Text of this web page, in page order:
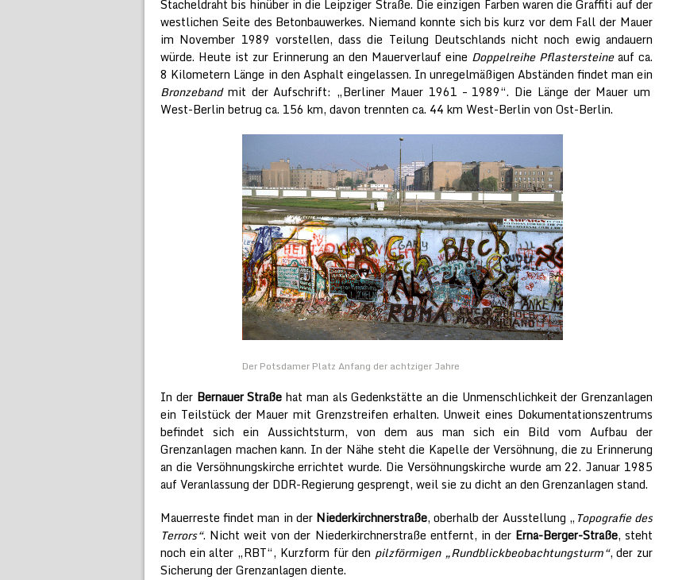
Stacheldraht bis hinüber in die Leipziger Straße. Die einzigen Farben waren die Graffiti auf der
westlichen Seite des Betonbauwerkes. Niemand konnte sich bis kurz vor dem Fall der Mauer
im November 1989 vorstellen, dass die Teilung Deutschlands nicht noch ewig andauern
würde. Heute ist zur Erinnerung an den Mauerverlauf eine Doppelreihe Pflastersteineauf ca.
8 Kilometern Länge in den Asphalt eingelassen. In unregelmäßigen Abständen findet man ein
Bronzebandmit der Aufschrift: „Berliner Mauer 1961 – 1989“. Die Länge der Mauer um
West-Berlin betrug ca. 156 km, davon trennten ca. 44 km West-Berlin von Ost-Berlin.
Der Potsdamer Platz Anfang der achtziger Jahre
In der Bernauer Straße hat man als Gedenkstätte an die Unmenschlichkeit der Grenzanlagen
ein Teilstück der Mauer mit Grenzstreifen erhalten. Unweit eines Dokumentationszentrums
befindet sich ein Aussichtsturm, von dem aus man sich ein Bild vom Aufbau der
Grenzanlagen machen kann. In der Nähe steht die Kapelle der Versöhnung, die zu Erinnerung
an die Versöhnungskirche errichtet wurde. Die Versöhnungskirche wurde am 22. Januar 1985
auf Veranlassung der DDR-Regierung gesprengt, weil sie zu dicht an den Grenzanlagen stand.
Mauerreste findet man in derNiederkirchnerstraße, oberhalb der Ausstellung „ Topografie des
Terrors“. Nicht weit von der Niederkirchnerstraße entfernt, in der Erna-Berger-Straße, steht
noch ein alter „RBT“, Kurzform für den pilzförmigen „Rundblickbeobachtungsturm“, der zur
Sicherung der Grenzanlagen diente.